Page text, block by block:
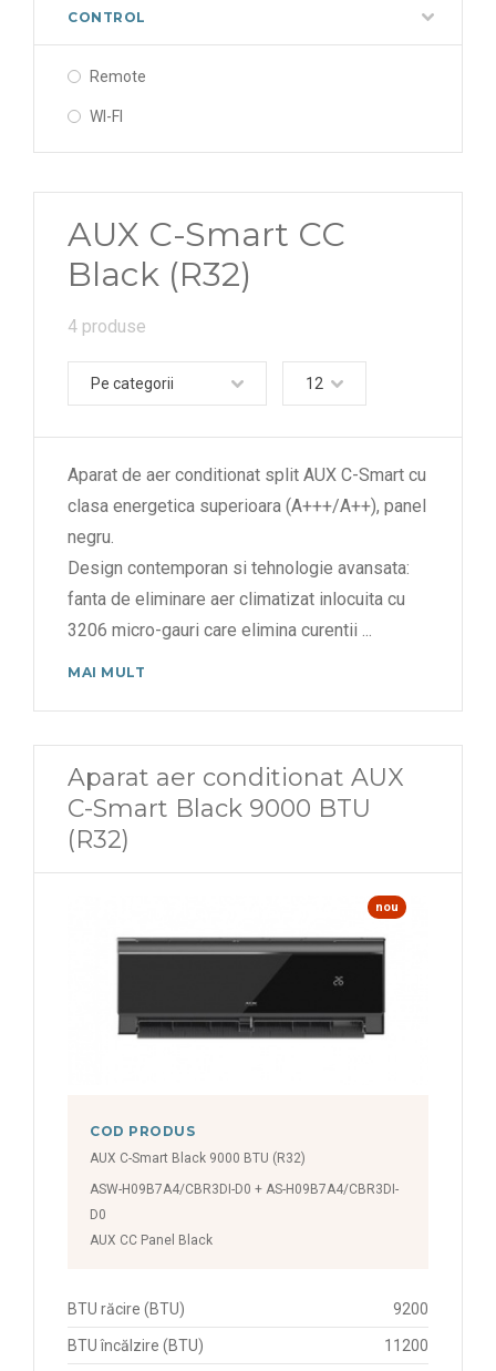
CONTROL
Remote
WI-FI
AUX C-Smart CC
Black (R32)
4 produse
Pe categorii 12
Aparat de aer conditionat split AUX C-Smart cu
clasa energetica superioara (A+++/A++), panel
negru.
Design contemporan si tehnologie avansata:
fanta de eliminare aer climatizat inlocuita cu
3206 micro-gauri care elimina curentii
MAI MULT
Aparat aer conditionat AUX
C-Smart Black 9000 BTU
(R32)
nou
COD PRODUS
AUX C-Smart Black 9000 BTU (R32)
ASW-H09B7A4/CBR3DI-D0 + AS-H09B7A4/CBR3DI-
D0
AUX CC Panel Black
BTU răcire (BTU) 9200
BTU încălzire (BTU) 11200